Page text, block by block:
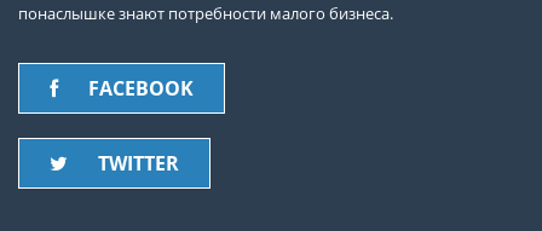
понаслышке знают потребности малого бизнеса.
FACEBOOK
TWITTER